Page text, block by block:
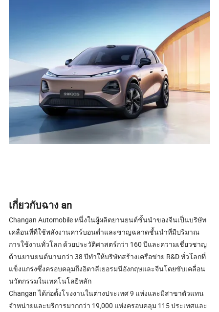
เกี่ยวกับฉาง an
Changan Automobile หนึ่งในผู้ผลิตยานยนต์ชั้นนำของจีนเป็นบริษัท
เคลื่อนที่ที่ใช้พลังงานคาร์บอนต่ำและชาญฉลาดชั้นนำที่มีปริมาณ
การใช้งานทั่วโลก ด้วยประวัติศาสตร์กว่า 160 ปีและความเชี่ยวชาญ
ด้านยานยนต์นานกว่า 38 ปีทำให้บริษัทสร้างเครือข่าย R&D ทั่วโลกที่
แข็งแกร่งซึ่งครอบคลุมถึงอิตาลีเยอรมนีอังกฤษและจีนโดยขับเคลื่อน
นวัตกรรมในเทคโนโลยีหลัก
Changan ได้ก่อตั้งโรงงานในต่างประเทศ 9 แห่งและมีสาขาตัวแทน
จำหน่ายและบริการมากกว่า 19,000 แห่งครอบคลุม 115 ประเทศและ